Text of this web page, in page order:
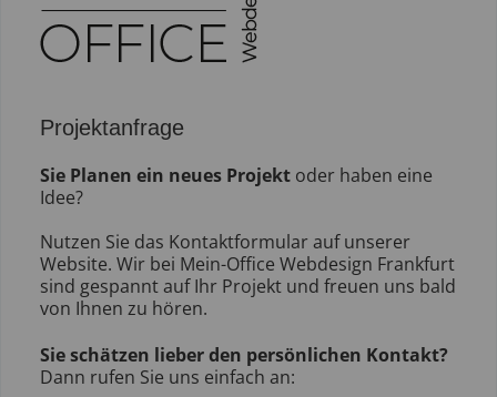
Projektanfrage
Sie Planen ein neues Projekt oder haben eine
Idee?
Nutzen Sie das Kontaktformular auf unserer
Website. Wir bei Mein-Office Webdesign Frankfurt
sind gespannt auf Ihr Projekt und freuen uns bald
von Ihnen zu hören.
Sie schätzen lieber den persönlichen Kontakt?
Dann rufen Sie uns einfach an: